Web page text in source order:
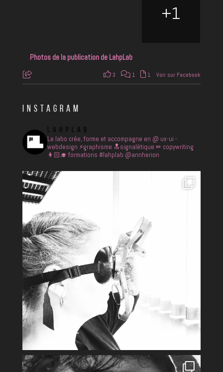
+1
Photos de la publication de LahpLab
3 1 1 Voir sur Facebook
INSTAGRAM
LAHPLAB
Le labo crée, forme et accompagne en @ ux-ui -
webdesign ⚡️graphisme 🔝signalétique ✏ copywriting
👩🏻‍🎓 formations #lahplab @annherion